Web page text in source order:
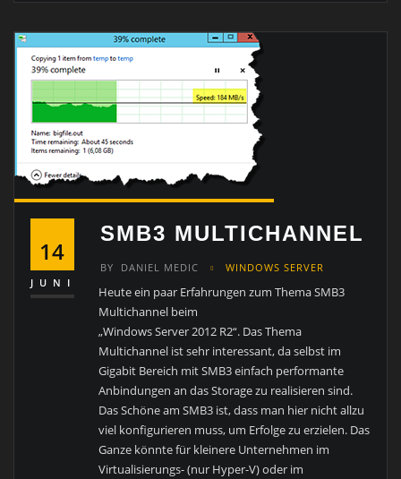
14
JUNI
SMB3 MULTICHANNEL
BY DANIEL MEDIC WINDOWS SERVER
Heute ein paar Erfahrungen zum Thema SMB3
Multichannel beim
„Windows Server 2012 R2“. Das Thema
Multichannel ist sehr interessant, da selbst im
Gigabit Bereich mit SMB3 einfach performante
Anbindungen an das Storage zu realisieren sind.
Das Schöne am SMB3 ist, dass man hier nicht allzu
viel konfigurieren muss, um Erfolge zu erzielen. Das
Ganze könnte für kleinere Unternehmen im
Virtualisierungs- (nur Hyper-V) oder im